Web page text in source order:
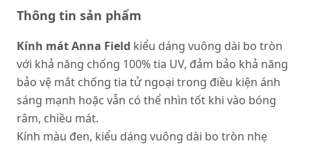
Thông tin sản phẩm
Kính mát Anna Field kiểu dáng vuông dài bo tròn
với khả năng chống 100% tia UV, đảm bảo khả năng
bảo vệ mắt chống tia tử ngoại trong điều kiện ánh
sáng mạnh hoặc vẫn có thể nhìn tốt khi vào bóng
râm, chiều mát.
Kính màu đen, kiểu dáng vuông dài bo tròn nhẹ